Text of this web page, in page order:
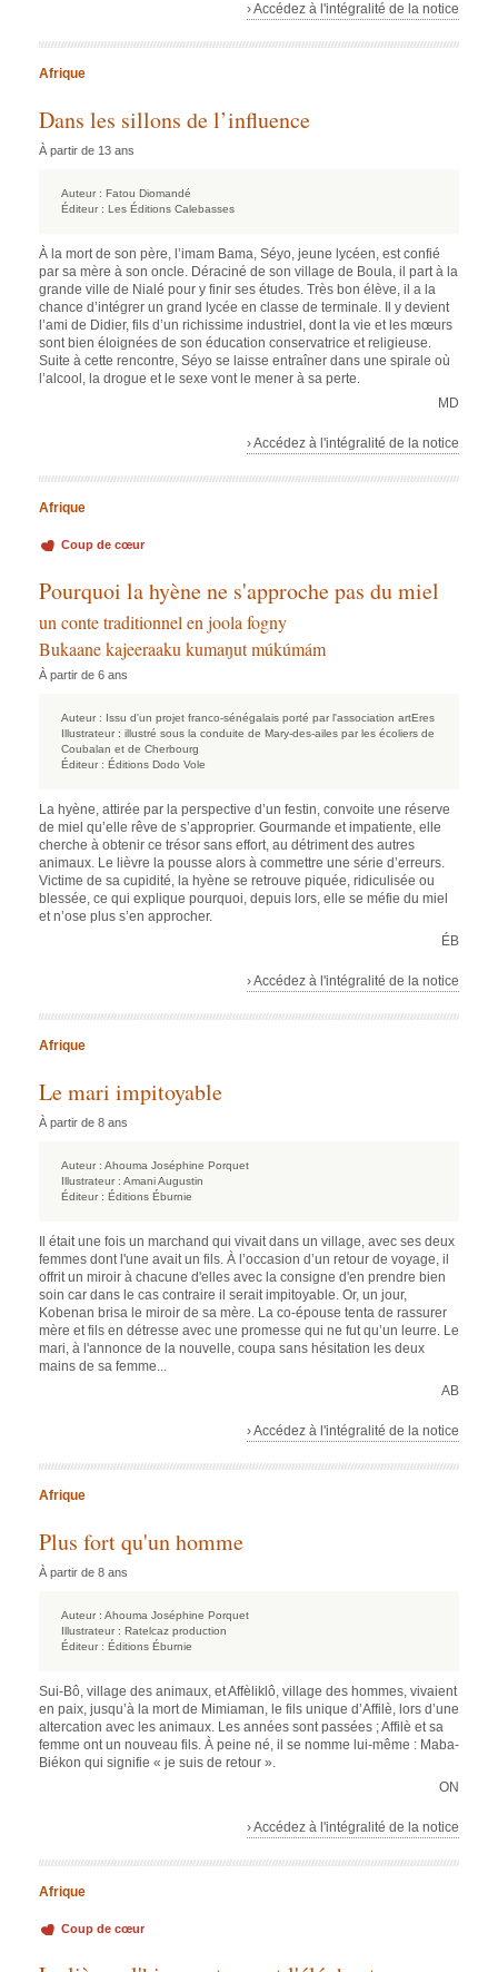
› Accédez à l'intégralité de la notice
Afrique
Dans les sillons de l’influence
À partir de 13 ans
Auteur : Fatou Diomandé
Éditeur : Les Éditions Calebasses
À la mort de son père, l’imam Bama, Séyo, jeune lycéen, est confié
par sa mère à son oncle. Déraciné de son village de Boula, il part à la
grande ville de Nialé pour y finir ses études. Très bon élève, il a la
chance d’intégrer un grand lycée en classe de terminale. Il y devient
l’ami de Didier, fils d’un richissime industriel, dont la vie et les mœurs
sont bien éloignées de son éducation conservatrice et religieuse.
Suite à cette rencontre, Séyo se laisse entraîner dans une spirale où
l’alcool, la drogue et le sexe vont le mener à sa perte.
MD
› Accédez à l'intégralité de la notice
Afrique
Coup de cœur
Pourquoi la hyène ne s'approche pas du miel
un conte traditionnel en joola fogny
Bukaane kajeeraaku kumaŋut múkúmám
À partir de 6 ans
Auteur : Issu d'un projet franco-sénégalais porté par l'association artEres
Illustrateur : illustré sous la conduite de Mary-des-ailes par les écoliers de
Coubalan et de Cherbourg
Éditeur : Éditions Dodo Vole
La hyène, attirée par la perspective d’un festin, convoite une réserve
de miel qu’elle rêve de s’approprier. Gourmande et impatiente, elle
cherche à obtenir ce trésor sans effort, au détriment des autres
animaux. Le lièvre la pousse alors à commettre une série d’erreurs.
Victime de sa cupidité, la hyène se retrouve piquée, ridiculisée ou
blessée, ce qui explique pourquoi, depuis lors, elle se méfie du miel
et n’ose plus s’en approcher.
ÉB
› Accédez à l'intégralité de la notice
Afrique
Le mari impitoyable
À partir de 8 ans
Auteur : Ahouma Joséphine Porquet
Illustrateur : Amani Augustin
Éditeur : Éditions Éburnie
Il était une fois un marchand qui vivait dans un village, avec ses deux
femmes dont l'une avait un fils. À l’occasion d’un retour de voyage, il
offrit un miroir à chacune d'elles avec la consigne d'en prendre bien
soin car dans le cas contraire il serait impitoyable. Or, un jour,
Kobenan brisa le miroir de sa mère. La co-épouse tenta de rassurer
mère et fils en détresse avec une promesse qui ne fut qu’un leurre. Le
mari, à l'annonce de la nouvelle, coupa sans hésitation les deux
mains de sa femme...
AB
› Accédez à l'intégralité de la notice
Afrique
Plus fort qu'un homme
À partir de 8 ans
Auteur : Ahouma Joséphine Porquet
Illustrateur : Ratelcaz production
Éditeur : Éditions Éburnie
Sui-Bô, village des animaux, et Affèliklô, village des hommes, vivaient
en paix, jusqu’à la mort de Mimiaman, le fils unique d’Affilè, lors d’une
altercation avec les animaux. Les années sont passées ; Affilè et sa
femme ont un nouveau fils. À peine né, il se nomme lui-même : Maba-
Biékon qui signifie « je suis de retour ».
ON
› Accédez à l'intégralité de la notice
Afrique
Coup de cœur